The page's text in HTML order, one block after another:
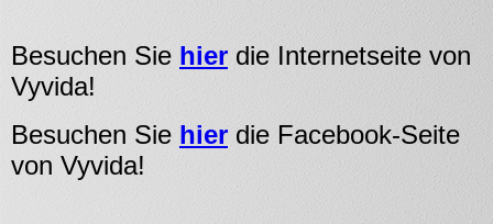
Besuchen Sie hier die Internetseite von
Vyvida!
Besuchen Sie hier die Facebook-Seite
von Vyvida!